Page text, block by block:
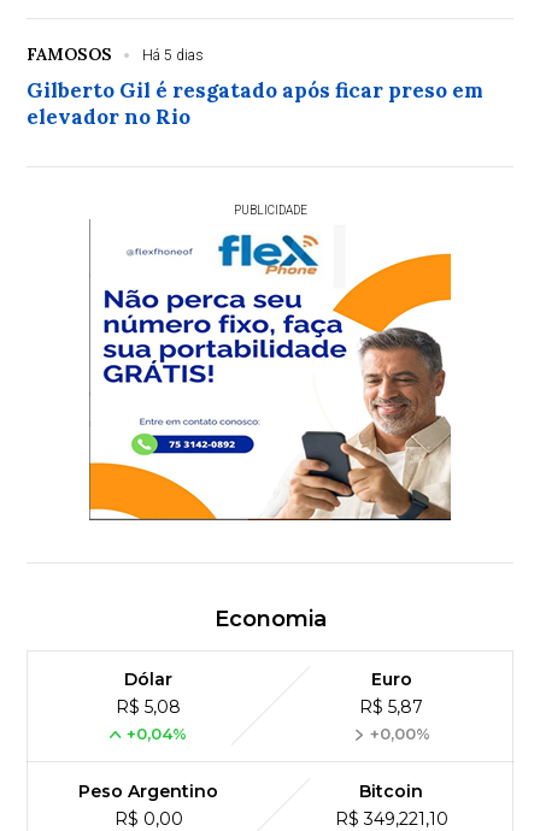
FAMOSOS Há 5 dias
Gilberto Gil é resgatado após ficar preso em
elevador no Rio
PUBLICIDADE
Economia
Dólar
R$ 5,08
+0,04%
Euro
R$ 5,87
+0,00%
Peso Argentino
R$ 0,00
Bitcoin
R$ 349,221,10